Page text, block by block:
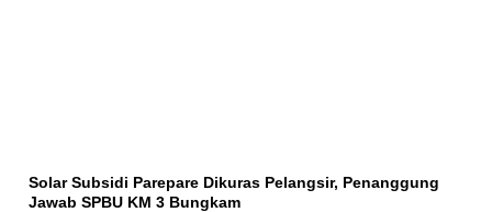
Solar Subsidi Parepare Dikuras Pelangsir, Penanggung
Jawab SPBU KM 3 Bungkam